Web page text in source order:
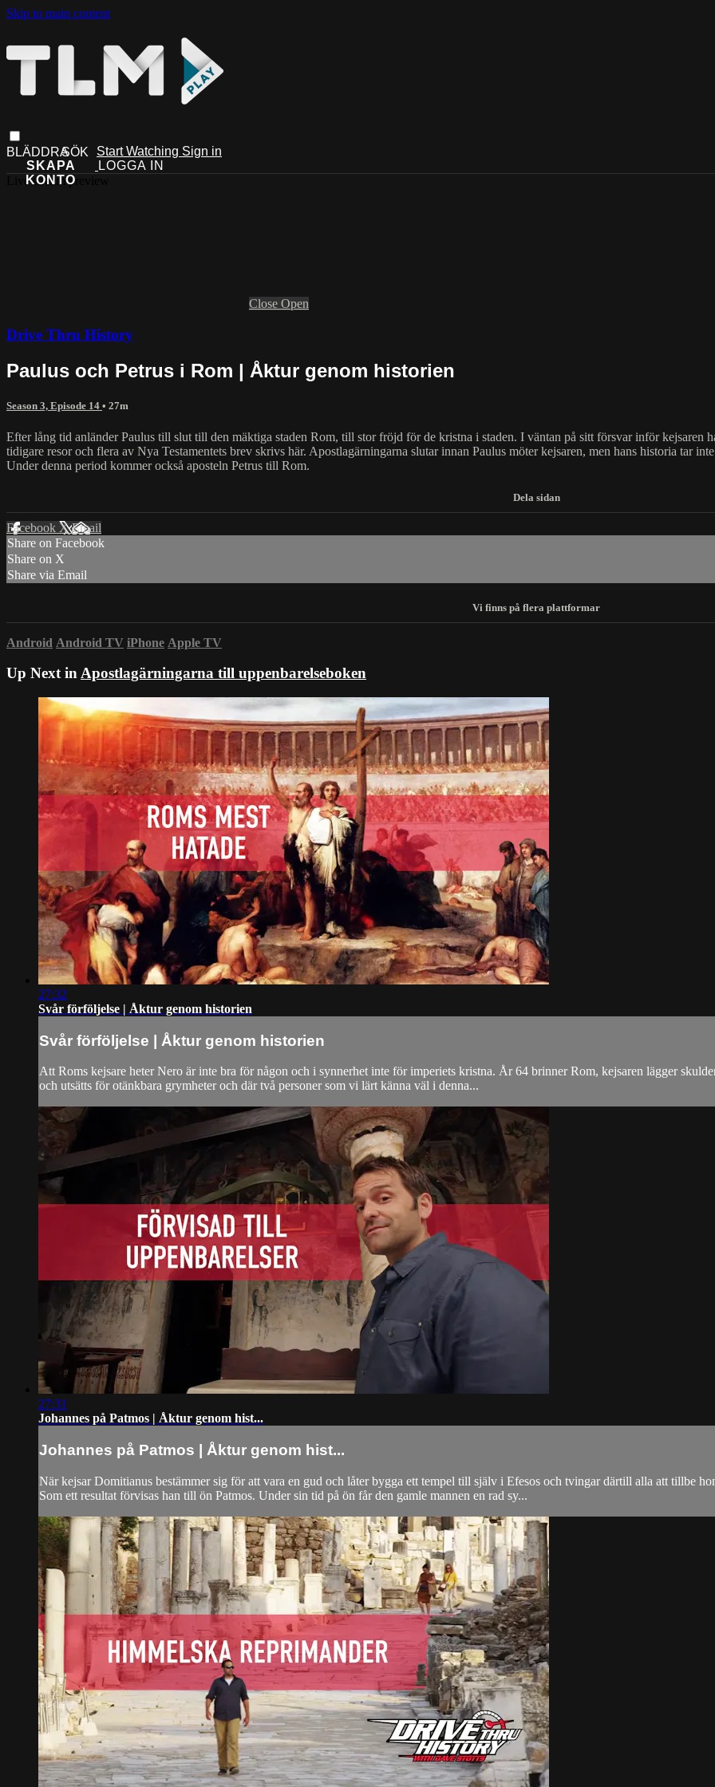
Skip to main content
Start Watching Sign in
Live stream preview
Close Open
Drive Thru History
Paulus och Petrus i Rom | Åktur genom historien
Season 3, Episode 14 • 27m
Efter lång tid anländer Paulus till slut till den mäktiga staden Rom, till stor fröjd för de kristna i staden. I väntan på sitt försvar inför kejsaren
tidigare resor och flera av Nya Testamentets brev skrivs här. Apostlagärningarna slutar innan Paulus möter kejsaren, men hans historia tar
Under denna period kommer också aposteln Petrus till Rom.
Facebook XEmail
Share on Facebook
Share on X
Share via Email
Android Android TV iPhone Apple TV
Up Next inApostlagärningarna till uppenbarelseboken
27:32
Svår förföljelse | Åktur genom historien
Svår förföljelse | Åktur genom historien
Att Roms kejsare heter Nero är inte bra för någon och i synnerhet inte för imperiets kristna. År 64 brinner Rom, kejsaren lägger
och utsätts för otänkbara grymheter och där två personer som vi lärt känna väl i denna...
27:31
Johannes på Patmos | Åktur genom hist...
Johannes på Patmos | Åktur genom hist...
När kejsar Domitianus bestämmer sig för att vara en gud och låter bygga ett tempel till själv i Efesos och tvingar därtill alla att tillbe
Som ett resultat förvisas han till ön Patmos. Under sin tid på ön får den gamle mannen en rad sy...